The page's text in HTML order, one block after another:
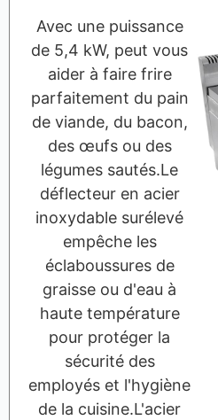
Avec une puissance
de 5,4 kW, peut vous
aider à faire frire
parfaitement du pain
de viande, du bacon,
des œufs ou des
légumes sautés.Le
déflecteur en acier
inoxydable surélevé
empêche les
éclaboussures de
graisse ou d'eau à
haute température
pour protéger la
sécurité des
employés et l'hygiène
de la cuisine.L'acier